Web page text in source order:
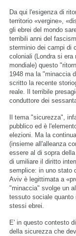
Da qui l'esigenza di
territorio «vergine»,
gli ebrei del mondo
terribili anni del
sterminio dei campi di
coloniali (Londra si
mondiale) questo
1948 ma la "minaccia
scritto la recente
reale. Il terribile
conduttore dei
Il tema "sicurezza",
pubblico ed è
elezioni. Ma la
(insieme all'alleanza
essere al di sopra
di umiliare il diritto
semplice: in uno stato
Aviv è legittimata a
"minaccia" svolge un
tessuto sociale quanto
stessi ebrei.
E' in questo contesto
della sicurezza che